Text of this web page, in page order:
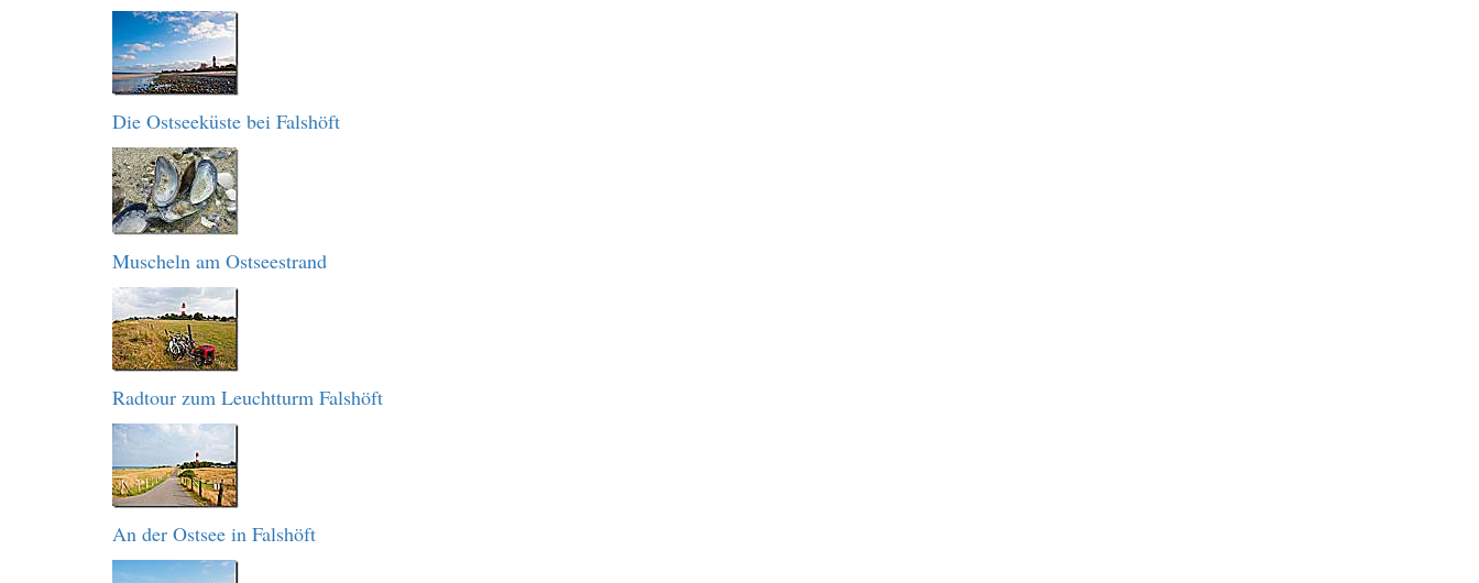
Die Ostseeküste bei Falshöft
Muscheln am Ostseestrand
Radtour zum Leuchtturm Falshöft
An der Ostsee in Falshöft